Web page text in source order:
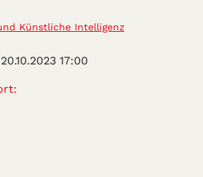
Künstliche Intelligenz
20.10.2023 17:00